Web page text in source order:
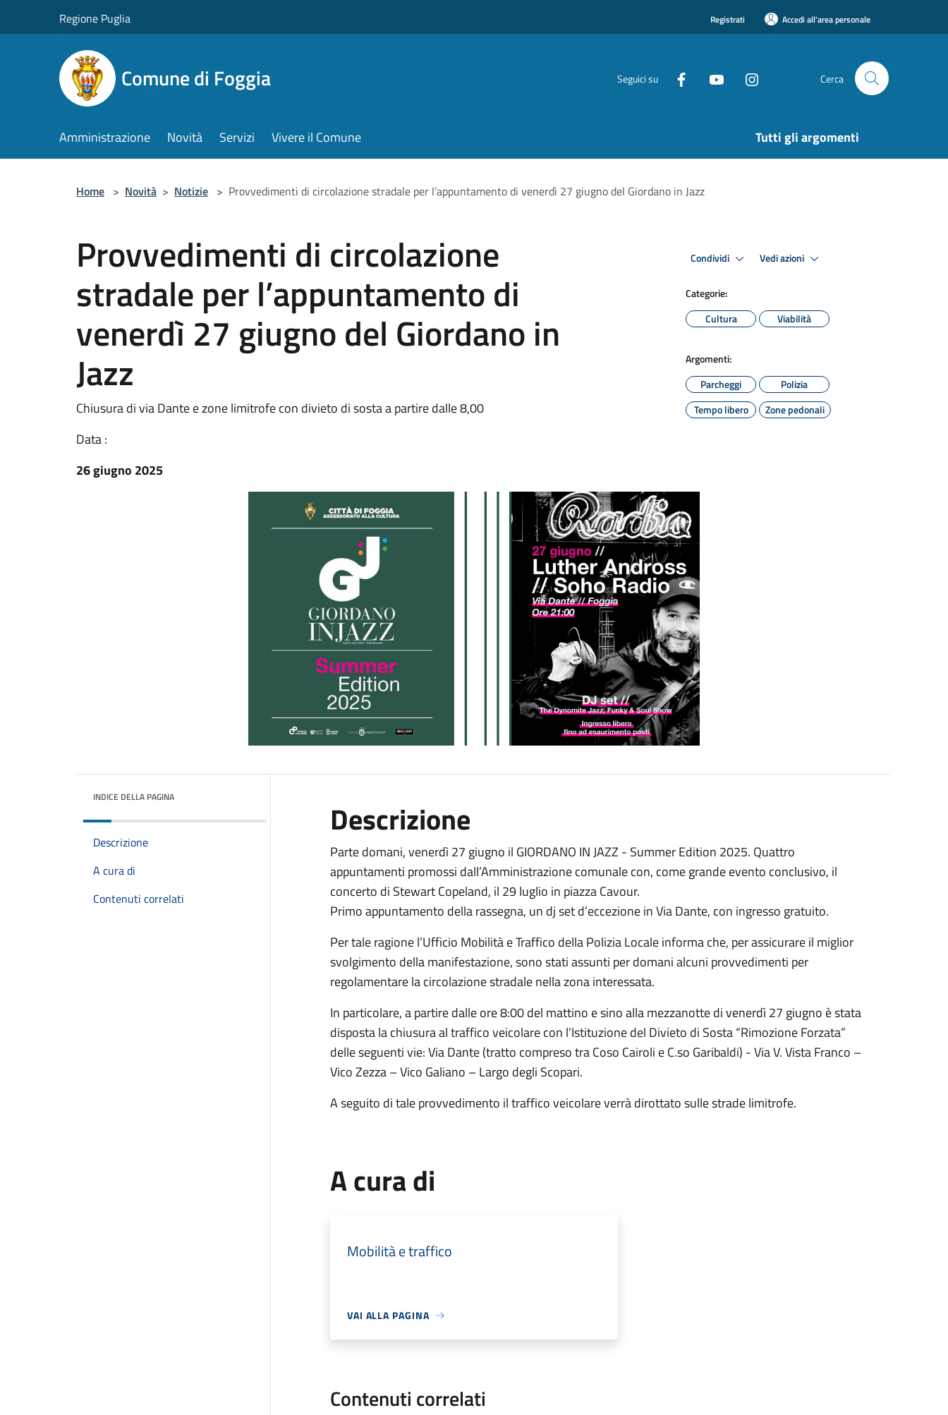
Regione Puglia Registrati Accedi all'area personale
Comune di Foggia Seguici su Cerca
Amministrazione Novità Servizi Vivere il Comune Tutti gli argomenti
Home > Novità > Notizie > Provvedimenti di circolazione stradale per l’appuntamento di venerdì 27 giugno del Giordano in Jazz
Provvedimenti di circolazione
stradale per l’appuntamento di
venerdì 27 giugno del Giordano in
Jazz
Chiusura di via Dante e zone limitrofe con divieto di sosta a partire dalle 8,00
Data :
26 giugno 2025
Condividi Vedi azioni
Categorie:
Cultura
Viabilità
Argomenti:
Parcheggi
Polizia
Tempo libero
Zone pedonali
INDICE DELLA PAGINA
Descrizione
A cura di
Contenuti correlati
Descrizione
Parte domani, venerdì 27 giugno il GIORDANO IN JAZZ - Summer Edition 2025. Quattro
appuntamenti promossi dall’Amministrazione comunale con, come grande evento conclusivo, il
concerto di Stewart Copeland, il 29 luglio in piazza Cavour.
Primo appuntamento della rassegna, un dj set d’eccezione in Via Dante, con ingresso gratuito.
Per tale ragione l’Ufficio Mobilità e Traffico della Polizia Locale informa che, per assicurare il miglior
svolgimento della manifestazione, sono stati assunti per domani alcuni provvedimenti per
regolamentare la circolazione stradale nella zona interessata.
In particolare, a partire dalle ore 8:00 del mattino e sino alla mezzanotte di venerdì 27 giugno è stata
disposta la chiusura al traffico veicolare con l’Istituzione del Divieto di Sosta “Rimozione Forzata”
delle seguenti vie: Via Dante (tratto compreso tra Coso Cairoli e C.so Garibaldi) - Via V. Vista Franco –
Vico Zezza – Vico Galiano – Largo degli Scopari.
A seguito di tale provvedimento il traffico veicolare verrà dirottato sulle strade limitrofe.
A cura di
Mobilità e traffico
VAI ALLA PAGINA
Contenuti correlati